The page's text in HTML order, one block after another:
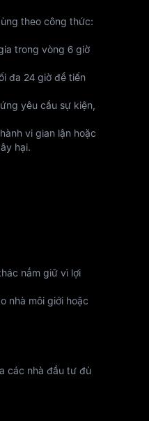
theo công thức:
trong vòng 6 giờ
đa 24 giờ để tiến
yêu cầu sự kiện,
vi gian lận hoặc
hại.
nắm giữ vì lợi
nhà môi giới hoặc
các nhà đầu tư đủ